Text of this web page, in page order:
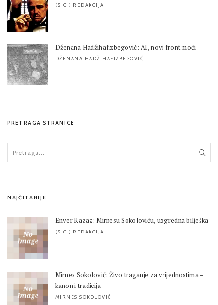
(SIC!) REDAKCIJA
Dženana Hadžihafizbegović: AI, novi front moći
DŽENANA HADŽIHAFIZBEGOVIĆ
PRETRAGA STRANICE
NAJČITANIJE
Enver Kazaz: Mirnesu Sokoloviću, uzgredna bilješka
(SIC!) REDAKCIJA
Mirnes Sokolović: Živo traganje za vrijednostima –
kanon i tradicija
MIRNES SOKOLOVIĆ